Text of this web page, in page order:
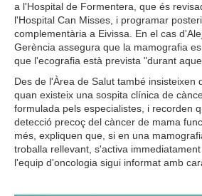
a l'Hospital de Formentera, que és
l'Hospital Can Misses, i programar
complementària a Eivissa. En el cas
Gerència assegura que la mamografia
que l'ecografia està prevista "durant
Des de l'Àrea de Salut també insisteixen
quan existeix una sospita clínica de
formulada pels especialistes, i recorden
detecció precoç del càncer de mama
més, expliquen que, si en una
troballa rellevant, s'activa
l'equip d'oncologia sigui informat amb